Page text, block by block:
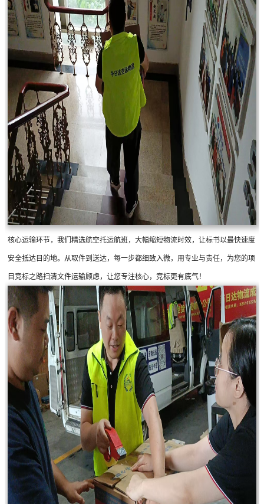
核心运输环节，我们精选航空托运航班，大幅缩短物流时效，让标书以最快速度
安全抵达目的地。从取件到送达，每一步都细致入微，用专业与责任，为您的项
目竞标之路扫清文件运输顾虑，让您专注核心，竞标更有底气！